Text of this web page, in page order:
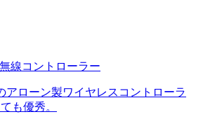
線コントローラー
アローン製ワイヤレスコントローラ
も優秀。